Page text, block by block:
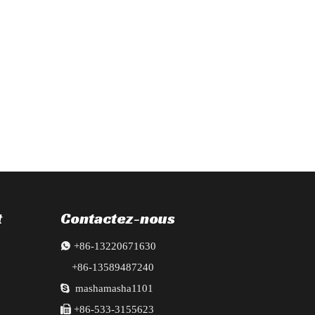
phares, radiateur, ailes, pare-chocs, portes, poutres en lingots et
Contactez-nous
 +86-13220671630
+86-13589487240
 mashamasha1101
 +86-533-3155623